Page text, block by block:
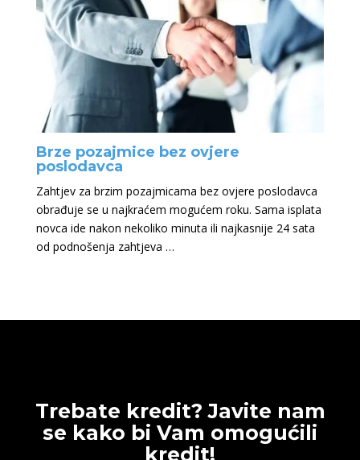
Brze pozajmice bez ovjere
poslodavca
Zahtjev za brzim pozajmicama bez ovjere poslodavca
obrađuje se u najkraćem mogućem roku. Sama isplata
novca ide nakon nekoliko minuta ili najkasnije 24 sata
od podnošenja zahtjeva …
Trebate kredit? Javite nam
se kako bi Vam omogućili
kredit!